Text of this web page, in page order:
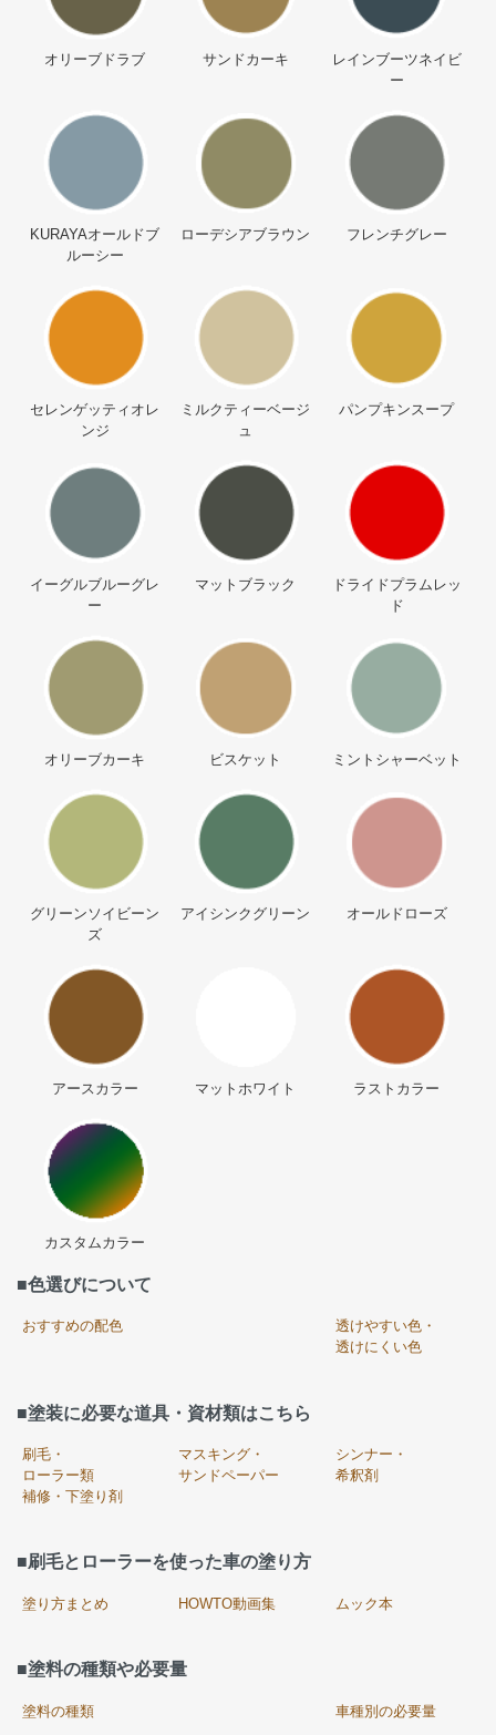
オリーブドラブ サンドカーキ
レインブーツネイビ
ー
KURAYAオールドブ
ルーシー
ローデシアブラウン フレンチグレー
セレンゲッティオレ
ンジ
ミルクティーベージ
ュ
パンプキンスープ
イーグルブルーグレ
ー
マットブラック
ドライドプラムレッ
ド
オリーブカーキ ビスケット ミントシャーベット
グリーンソイビーン
ズ
アイシンクグリーン オールドローズ
アースカラー マットホワイト ラストカラー
カスタムカラー
■色選びについて
おすすめの配色
透けやすい色・
透けにくい色
■塗装に必要な道具・資材類はこちら
刷毛・
ローラー類
マスキング・
サンドペーパー
シンナー・
希釈剤
補修・下塗り剤
■刷毛とローラーを使った車の塗り方
塗り方まとめ HOWTO動画集 ムック本
■塗料の種類や必要量
塗料の種類 車種別の必要量